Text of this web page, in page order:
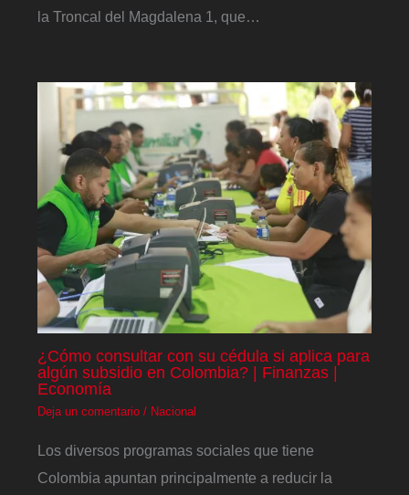
la Troncal del Magdalena 1, que…
¿Cómo consultar con su cédula si aplica para
algún subsidio en Colombia? | Finanzas |
Economía
Deja un comentario / Nacional
Los diversos programas sociales que tiene
Colombia apuntan principalmente a reducir la